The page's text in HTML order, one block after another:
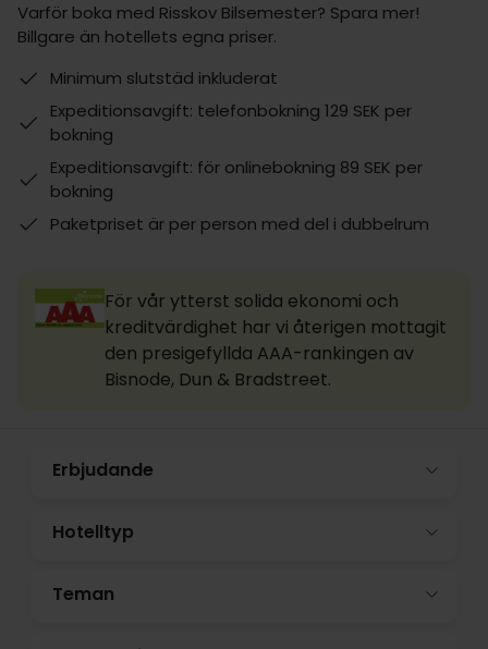
Varför boka med Risskov Bilsemester? Spara mer!
Billgare än hotellets egna priser.
Minimum slutstäd inkluderat
Expeditionsavgift: telefonbokning 129 SEK per
bokning
Expeditionsavgift: för onlinebokning 89 SEK per
bokning
Paketpriset är per person med del i dubbelrum
För vår ytterst solida ekonomi och
kreditvärdighet har vi återigen mottagit
den presigefyllda AAA-rankingen av
Bisnode, Dun & Bradstreet.
Erbjudande
Hotelltyp
Teman